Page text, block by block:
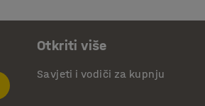
Otkriti više
Savjeti i vodiči za kupnju